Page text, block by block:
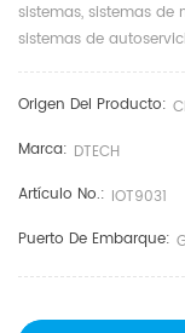
sistemas, sistemas
sistemas de
Origen Del Producto:
Marca: DTECH
Artículo No.: IOT9031
Puerto De Embarque: